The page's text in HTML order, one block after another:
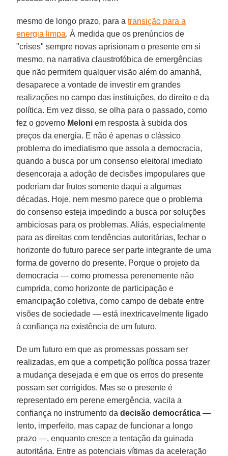
mesmo de longo prazo, para atransição para a
energia limpa. À medida que os prenúncios de
"crises" sempre novas aprisionam o presente em si
mesmo, na narrativa claustrofóbica de emergências
que não permitem qualquer visão além do amanhã,
desaparece a vontade de investir em grandes
realizações no campo das instituições, do direito e da
política. Em vez disso, se olha para o passado, como
fez o governo Meloni em resposta à subida dos
preços da energia. E não é apenas o clássico
problema do imediatismo que assola a democracia,
quando a busca por um consenso eleitoral imediato
desencoraja a adoção de decisões impopulares que
poderiam dar frutos somente daqui a algumas
décadas. Hoje, nem mesmo parece que o problema
do consenso esteja impedindo a busca por soluções
ambiciosas para os problemas. Aliás, especialmente
para as direitas com tendências autoritárias, fechar o
horizonte do futuro parece ser parte integrante de uma
forma de governo do presente. Porque o projeto da
democracia — como promessa perenemente não
cumprida, como horizonte de participação e
emancipação coletiva, como campo de debate entre
visões de sociedade — está inextricavelmente ligado
à confiança na existência de um futuro.
De um futuro em que as promessas possam ser
realizadas, em que a competição política possa trazer
a mudança desejada e em que os erros do presente
possam ser corrigidos. Mas se o presente é
representado em perene emergência, vacila a
confiança no instrumento dadecisão democrática —
lento, imperfeito, mas capaz de funcionar a longo
prazo —, enquanto cresce a tentação da guinada
autoritária. Entre as potenciais vítimas da aceleração